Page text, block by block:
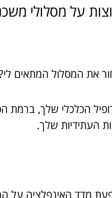
על מסלולי
את המסלול המתאים
הכלכלי שלך, ברמת
העתידיות שלך.
מדד האינפלציה על